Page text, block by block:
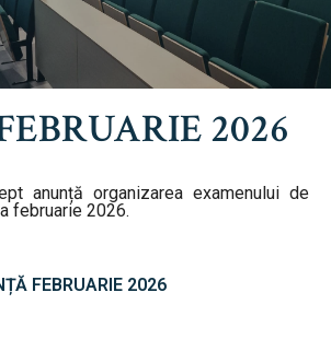
Facultate
2026
anunță organizarea examenului de
februarie 2026.
FEBRUARIE 2026